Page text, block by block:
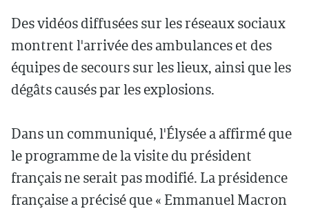
Des vidéos diffusées sur les réseaux sociaux
montrent l'arrivée des ambulances et des
équipes de secours sur les lieux, ainsi que les
dégâts causés par les explosions.
Dans un communiqué, l'Élysée a affirmé que
le programme de la visite du président
français ne serait pas modifié. La présidence
française a précisé que « Emmanuel Macron